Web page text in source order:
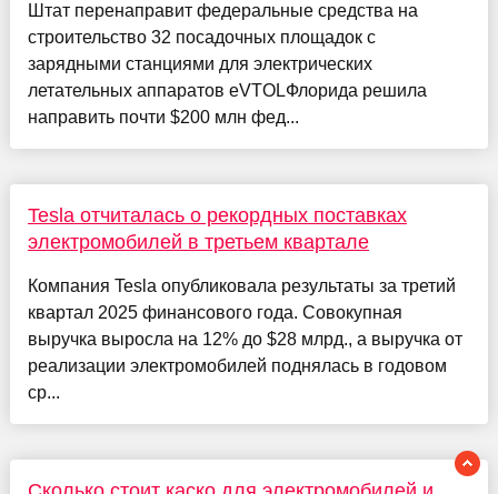
Штат перенаправит федеральные средства на
строительство 32 посадочных площадок с
зарядными станциями для электрических
летательных аппаратов eVTOLФлорида решила
направить почти $200 млн фед...
Tesla отчиталась о рекордных поставках
электромобилей в третьем квартале
Компания Tesla опубликовала результаты за третий
квартал 2025 финансового года. Совокупная
выручка выросла на 12% до $28 млрд., а выручка от
реализации электромобилей поднялась в годовом
ср...